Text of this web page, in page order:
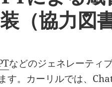
（協力図
などのジェネレーティ
す。カーリルでは、